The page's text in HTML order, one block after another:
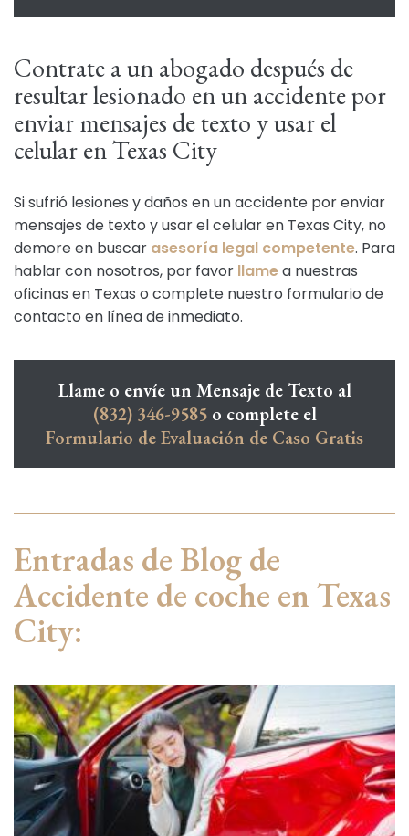
Contrate a un abogado después de
resultar lesionado en un accidente por
enviar mensajes de texto y usar el
celular en Texas City
Si sufrió lesiones y daños en un accidente por enviar
mensajes de texto y usar el celular en Texas City, no
demore en buscar asesoría legal competente. Para
hablar con nosotros, por favor llamea nuestras
oficinas en Texas o complete nuestro formulario de
contacto en línea de inmediato.
Llame o envíe un Mensaje de Texto al
(832) 346-9585o complete el
Formulario de Evaluación de Caso Gratis
Entradas de Blog de
Accidente de coche en Texas
City: